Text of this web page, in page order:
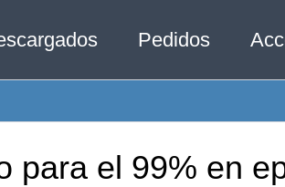
Pedidos
para el 99% en